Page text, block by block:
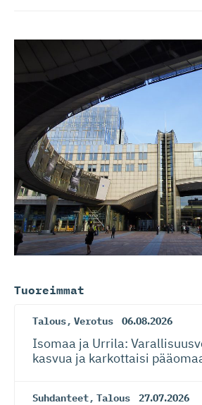
Tuoreimmat
Talous, Verotus 06.08.2026
Isomaa ja Urrila:
kasvua ja karkottaisi
Suhdanteet, Talous 27.07.2026